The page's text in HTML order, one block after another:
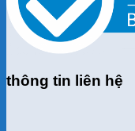
thông tin liên hệ